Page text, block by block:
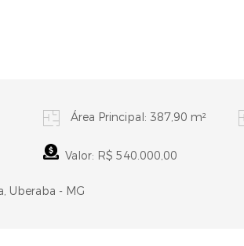
Área Principal: 387,90 m²
Valor: R$ 540.000,00
Uberaba - MG